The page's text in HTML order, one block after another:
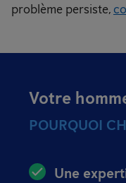
problème persiste,
Votre
POURQUOI
Une